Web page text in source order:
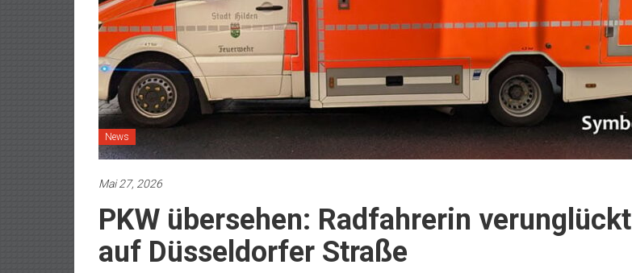
News
Mai 27, 2026
PKW übersehen: Radfahrerin verunglückt
auf Düsseldorfer Straße